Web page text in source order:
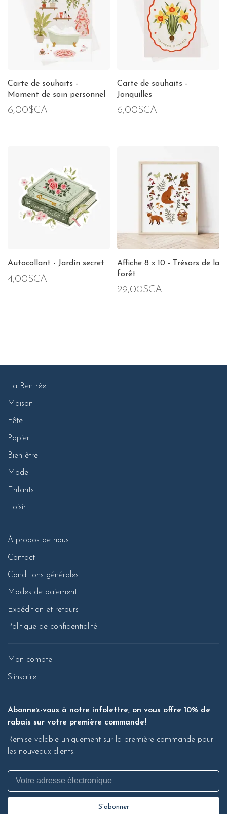
Carte de souhaits -
Moment de soin personnel
6,00$CA
Carte de souhaits -
Jonquilles
6,00$CA
Autocollant - Jardin secret
4,00$CA
Affiche 8 x 10 - Trésors de la
forêt
29,00$CA
La Rentrée
Maison
Fête
Papier
Bien-être
Mode
Enfants
Loisir
À propos de nous
Contact
Conditions générales
Modes de paiement
Expédition et retours
Politique de confidentialité
Mon compte
S'inscrire
Abonnez-vous à notre infolettre, on vous offre 10% de
rabais sur votre première commande!
Remise valable uniquement sur la première commande pour
les nouveaux clients.
S'abonner